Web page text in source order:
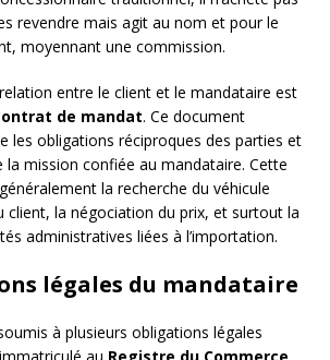
revendre mais agit au nom et pour le
moyennant une commission.
entre le client et le mandataire est
de mandat. Ce document
les obligations réciproques des parties et
la mission confiée au mandataire. Cette
la recherche du véhicule
client, la négociation du prix, et surtout la
administratives liées à l’importation.
légales du mandataire
à plusieurs obligations légales
au Registre du Commerce